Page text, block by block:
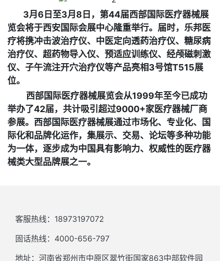
3月6日至3月8日，第44届西部国际医疗器械展
览会将于西安国际会展中心隆重举行。 届时，乐邦医
疗将携冲击波治疗仪、 中医定向透药治疗仪、糖尿病
治疗仪、超药物导入仪、预适应训练仪、经颅磁刺激
仪、 子午流注开穴治疗仪等产品亮相3号馆T515展
位。
西部国际医疗器械展览会从1999年至今已成功
举办了42届，共计吸引超过9000+家医疗器械厂商
参展。西部国际医疗器械展通过市场化、专业化、国
际化和品牌化运作，集展示、交易、论坛等多种功能
为一体，逐步成为中国具有影响力、权威性的医疗器
械类大型品牌展之一。
客服热线：18973197072
固话热线：4000-656-797
地址：河南省郑州市中原区翠竹街国家863中部软件园